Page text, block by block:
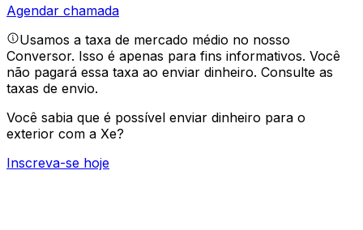
Agendar chamada
Usamos a taxa de mercado médio no nosso
Conversor. Isso é apenas para fins informativos. Você
não pagará essa taxa ao enviar dinheiro. Consulte as
taxas de envio.
Você sabia que é possível enviar dinheiro para o
exterior com a Xe?
Inscreva-se hoje